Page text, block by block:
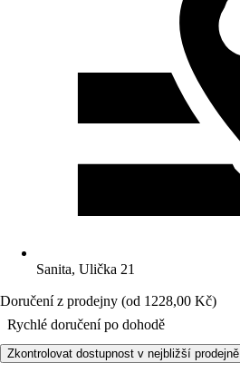
Sanita, Ulička 21
Doručení z prodejny (od 1228,00 Kč)
Rychlé doručení po dohodě
Zkontrolovat dostupnost v nejbližší prodejně